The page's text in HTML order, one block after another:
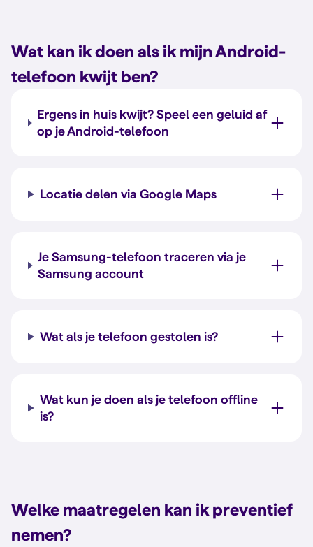
Wat kan ik doen als ik mijn Android-
telefoon kwijt ben?
Ergens in huis kwijt? Speel een geluid af
op je Android-telefoon
Locatie delen via Google Maps
Je Samsung-telefoon traceren via je
Samsung account
Wat als je telefoon gestolen is?
Wat kun je doen als je telefoon offline
is?
Welke maatregelen kan ik preventief
nemen?